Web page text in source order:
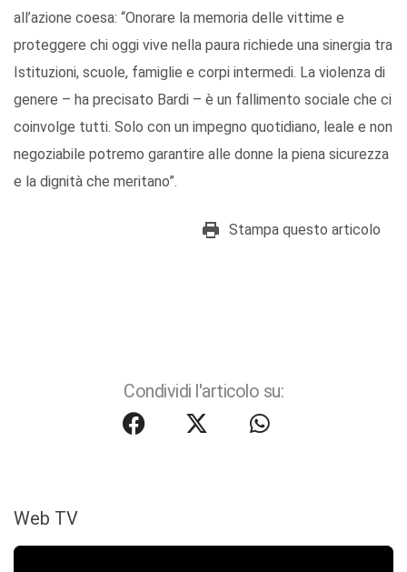
all’azione coesa: “Onorare la memoria delle vittime e
proteggere chi oggi vive nella paura richiede una sinergia tra
Istituzioni, scuole, famiglie e corpi intermedi. La violenza di
genere – ha precisato Bardi – è un fallimento sociale che ci
coinvolge tutti. Solo con un impegno quotidiano, leale e non
negoziabile potremo garantire alle donne la piena sicurezza
e la dignità che meritano”.
Stampa questo articolo
Condividi l'articolo su:
Web TV